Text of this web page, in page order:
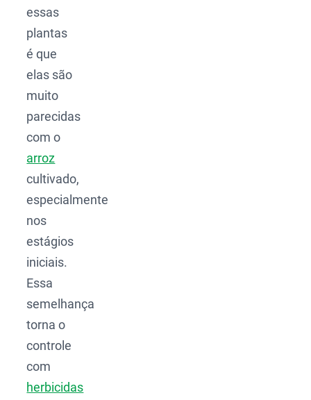
essas
plantas
é que
elas são
muito
parecidas
com o
arroz
cultivado,
especialmente
nos
estágios
iniciais.
Essa
semelhança
torna o
controle
com
herbicidas